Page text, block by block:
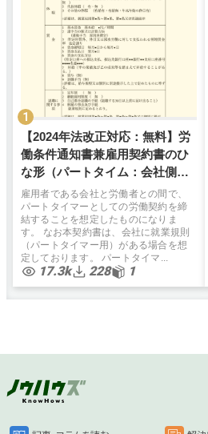
【2024年法改正対応：無料】労
働条件通知書兼雇用契約書のひ
な形（パートタイム：会社側有
利）弁護士監修
雇用者である会社と労働者との間で、
パートタイマーとしての労働契約を締
結することを想定したものになりま
す。 なお本契約書は、会社に就業規則
（パートタイマー用）がある場合を想
定しております。 パートタイマ...
17.3k 228 1